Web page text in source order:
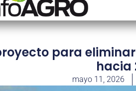
para
hacia
mayo 11, 2026